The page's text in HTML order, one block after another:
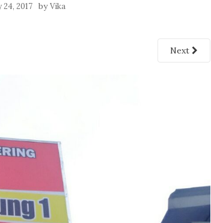
24, 2017 byVika
Next